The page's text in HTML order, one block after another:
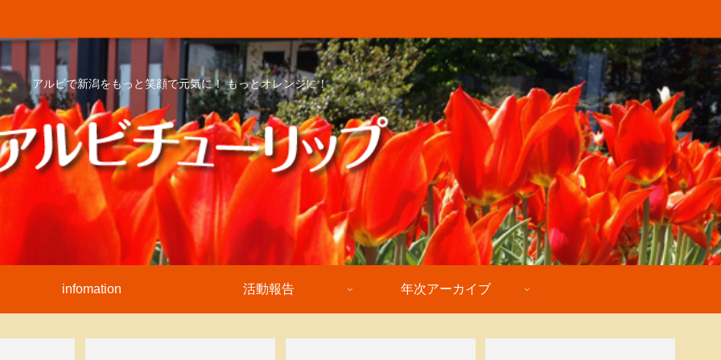
アルビで新潟をもっと笑顔で元気に！ もっとオレンジに！
infomation 活動報告 年次アーカイブ